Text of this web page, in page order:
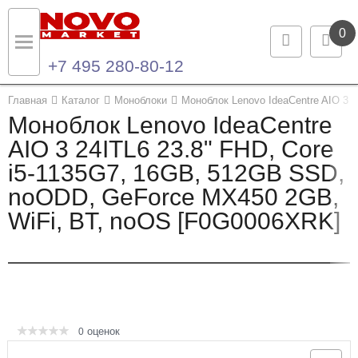
0
+7 495 280-80-12
Главная Каталог Моноблоки Моноблок Lenovo IdeaCentre AIO 3
Моноблок Lenovo IdeaCentre
AIO 3 24ITL6 23.8" FHD, Core
i5-1135G7, 16GB, 512GB SSD,
noODD, GeForce MX450 2GB,
WiFi, BT, noOS [F0G0006XRK]
0 оценок
Назад
Каталог продукции
Ноутбуки и ультрабуки
Компьютеры
Назад
Контакты
Контактная информация